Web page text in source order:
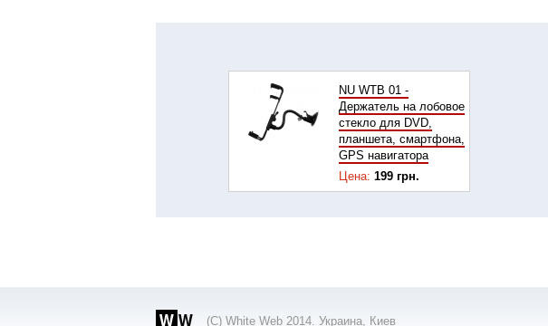
NU WTB 01 -
Держатель на лобовое
стекло для DVD,
планшета, смартфона,
GPS навигатора
Цена: 199 грн.
(С) White Web 2014. Украина, Киев